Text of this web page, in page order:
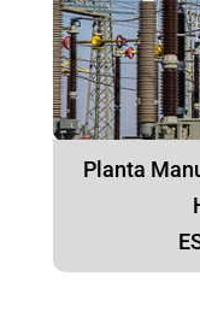
Planta